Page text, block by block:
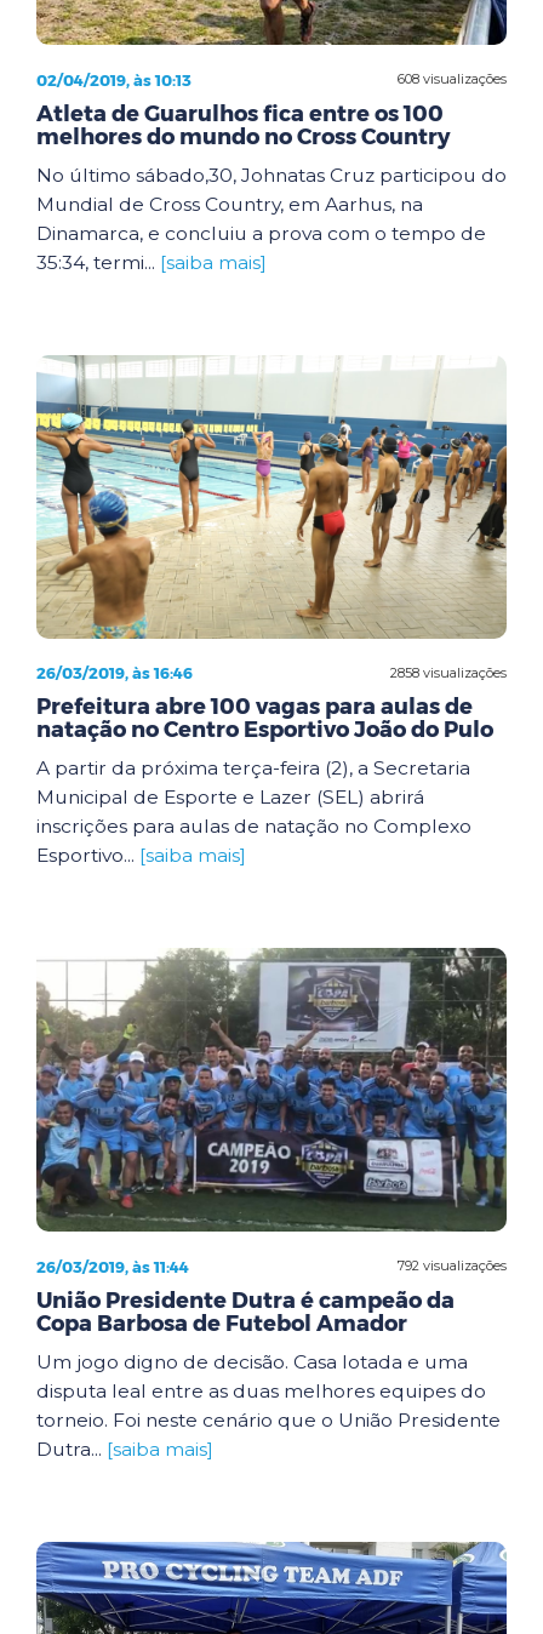
608 visualizações
02/04/2019, às 10:13
Atleta de Guarulhos fica entre os 100
melhores do mundo no Cross Country
No último sábado,30, Johnatas Cruz participou do
Mundial de Cross Country, em Aarhus, na
Dinamarca, e concluiu a prova com o tempo de
35:34, termi... [saiba mais]
2858 visualizações
26/03/2019, às 16:46
Prefeitura abre 100 vagas para aulas de
natação no Centro Esportivo João do Pulo
A partir da próxima terça-feira (2), a Secretaria
Municipal de Esporte e Lazer (SEL) abrirá
inscrições para aulas de natação no Complexo
Esportivo... [saiba mais]
792 visualizações
26/03/2019, às 11:44
União Presidente Dutra é campeão da
Copa Barbosa de Futebol Amador
Um jogo digno de decisão. Casa lotada e uma
disputa leal entre as duas melhores equipes do
torneio. Foi neste cenário que o União Presidente
Dutra... [saiba mais]